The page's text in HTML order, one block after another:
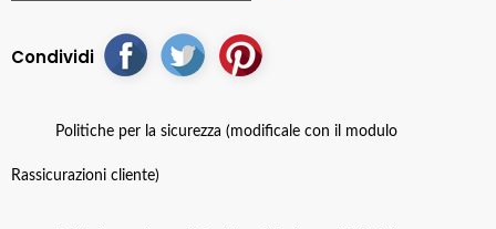
Condividi
Politiche per la sicurezza (modificale con il modulo
Rassicurazioni cliente)